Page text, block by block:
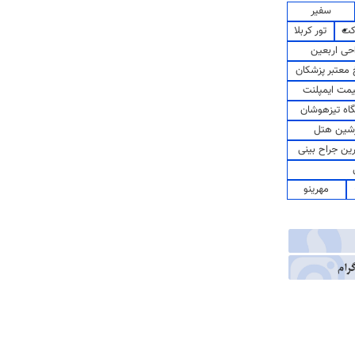
سفیر
تور کربلا
اربعین
پزشکان
ایمپلنت
تیزهوشان
هتل
جراح بینی
مهرینو